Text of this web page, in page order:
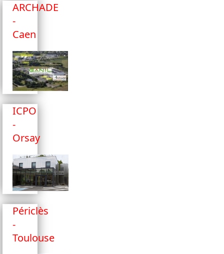
ARCHADE
-
Caen
ICPO
-
Orsay
Périclès
-
Toulouse